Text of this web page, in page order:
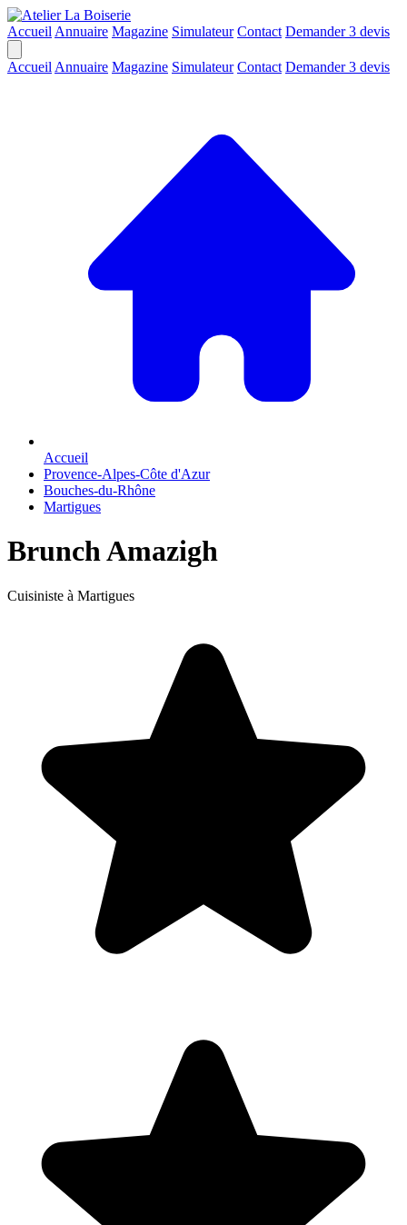
Accueil Annuaire Magazine Simulateur Contact Demander 3 devis
Accueil Annuaire Magazine Simulateur Contact Demander 3 devis
Accueil
Provence-Alpes-Côte d'Azur
Bouches-du-Rhône
Martigues
Brunch Amazigh
Cuisiniste à Martigues